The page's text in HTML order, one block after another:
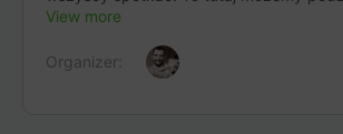
View more
Organizer: